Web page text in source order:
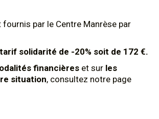
par le Centre Manrèse par
solidarité de -20% soit de 172 €.
financières et sur les
situation, consultez notre page